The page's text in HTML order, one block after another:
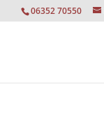
06352 70550